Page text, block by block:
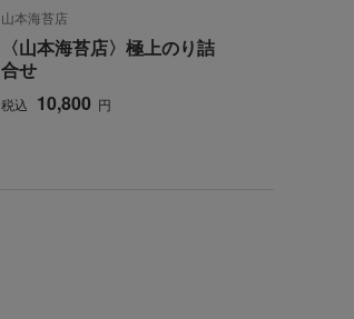
山本海苔店
〈山本海苔店〉極上のり詰
合せ
税込 10,800 円